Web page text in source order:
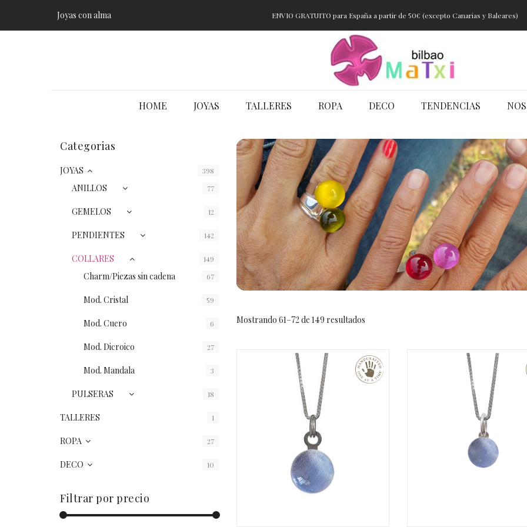
Joyas con alma ENVIO GRATUITO para España a partir de 50€ (excepto Canarias y Baleares)
HOME JOYAS TALLERES ROPA DECO TENDENCIAS
Mostrando 61–72 de 149 resultados
Categorias
JOYAS 398
ANILLOS 77
GEMELOS 12
PENDIENTES 142
COLLARES 149
Charm/Piezas sin cadena 67
Mod. Cristal 59
Mod. Cuero 6
Mod. Dicroico 27
Mod. Mandala 3
PULSERAS 18
TALLERES 1
ROPA 27
DECO 10
Filtrar por precio